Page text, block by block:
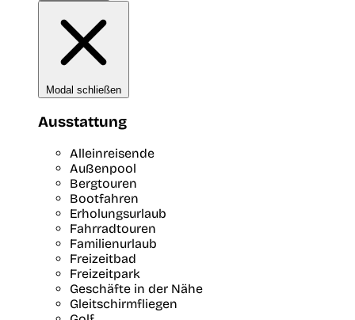
Modal schließen
Ausstattung
Alleinreisende
Außenpool
Bergtouren
Bootfahren
Erholungsurlaub
Fahrradtouren
Familienurlaub
Freizeitbad
Freizeitpark
Geschäfte in der Nähe
Gleitschirmfliegen